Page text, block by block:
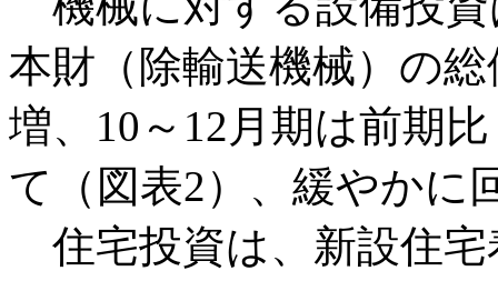
本財（除輸送機械）の
増、10～12月期は前期
て（図表2）、緩やかに
住宅投資は、新設住宅